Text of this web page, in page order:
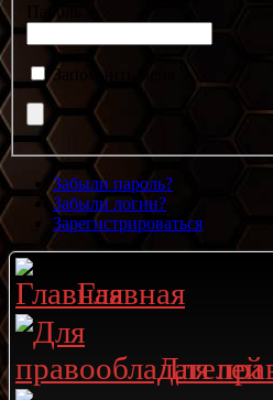
Пароль
Запомнить меня
Забыли пароль?
Забыли логин?
Зарегистрироваться
Главная
Для